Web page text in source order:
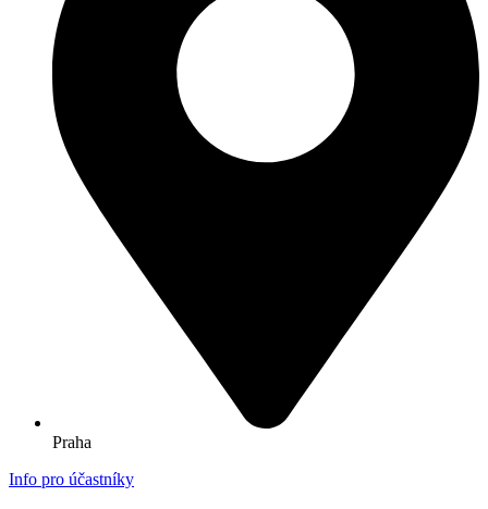
Praha
Info pro účastníky